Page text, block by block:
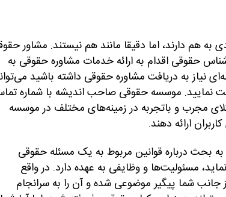
هم دارند، اما دقیقا مانند هم نیستند. مشاور
حقوقی اقدام به ارائه خدمات مشاوره حقوقی به
نیاز به دریافت مشاوره حقوقی داشته باشید
نمایید. موسسه حقوقی صاحب اندیشه با شماره
وکلای مجرب و باتجربه در زمینه‌های مختلف در موسسه
ارائه دهند.
بحث درباره قوانین مربوط به یک مسئله حقوقی
مسئولیت‌ها و وظایفی به عهده دارد. در واقع
شما پیگیر موضوعی شده و آن را به سرانجام